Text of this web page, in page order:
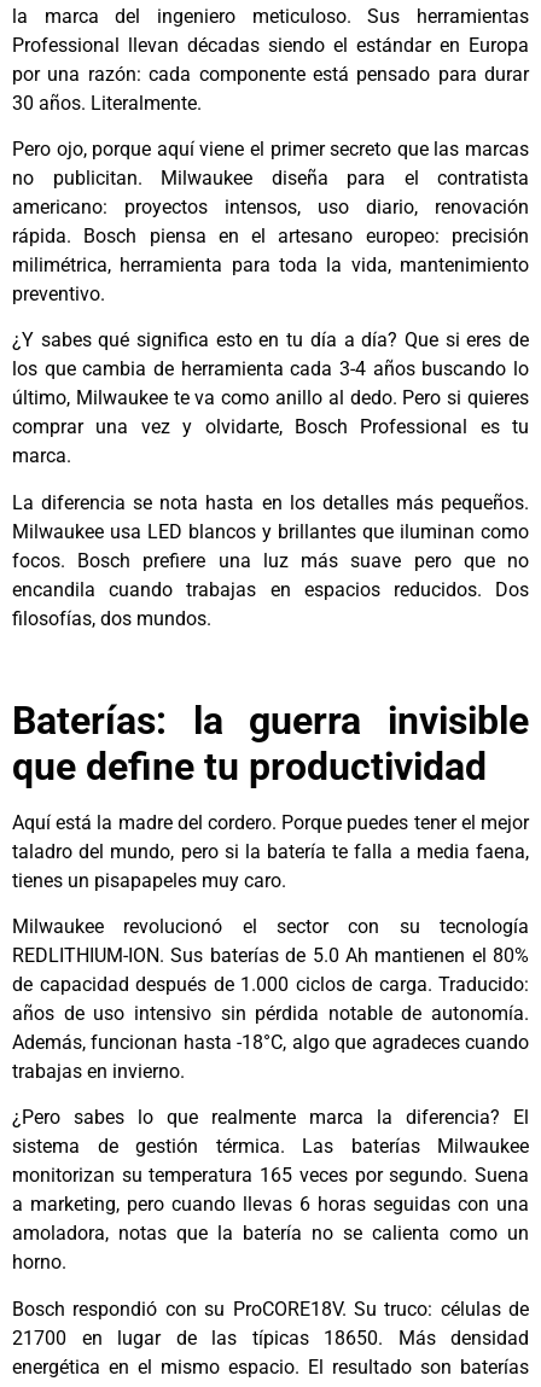
la marca del ingeniero meticuloso. Sus herramientas
Professional llevan décadas siendo el estándar en Europa
por una razón: cada componente está pensado para durar
30 años. Literalmente.
Pero ojo, porque aquí viene el primer secreto que las marcas
no publicitan. Milwaukee diseña para el contratista
americano: proyectos intensos, uso diario, renovación
rápida. Bosch piensa en el artesano europeo: precisión
milimétrica, herramienta para toda la vida, mantenimiento
preventivo.
¿Y sabes qué significa esto en tu día a día? Que si eres de
los que cambia de herramienta cada 3-4 años buscando lo
último, Milwaukee te va como anillo al dedo. Pero si quieres
comprar una vez y olvidarte, Bosch Professional es tu
marca.
La diferencia se nota hasta en los detalles más pequeños.
Milwaukee usa LED blancos y brillantes que iluminan como
focos. Bosch prefiere una luz más suave pero que no
encandila cuando trabajas en espacios reducidos. Dos
filosofías, dos mundos.
Baterías: la guerra invisible
que define tu productividad
Aquí está la madre del cordero. Porque puedes tener el mejor
taladro del mundo, pero si la batería te falla a media faena,
tienes un pisapapeles muy caro.
Milwaukee revolucionó el sector con su tecnología
REDLITHIUM-ION. Sus baterías de 5.0 Ah mantienen el 80%
de capacidad después de 1.000 ciclos de carga. Traducido:
años de uso intensivo sin pérdida notable de autonomía.
Además, funcionan hasta -18°C, algo que agradeces cuando
trabajas en invierno.
¿Pero sabes lo que realmente marca la diferencia? El
sistema de gestión térmica. Las baterías Milwaukee
monitorizan su temperatura 165 veces por segundo. Suena
a marketing, pero cuando llevas 6 horas seguidas con una
amoladora, notas que la batería no se calienta como un
horno.
Bosch respondió con su ProCORE18V. Su truco: células de
21700 en lugar de las típicas 18650. Más densidad
energética en el mismo espacio. El resultado son baterías